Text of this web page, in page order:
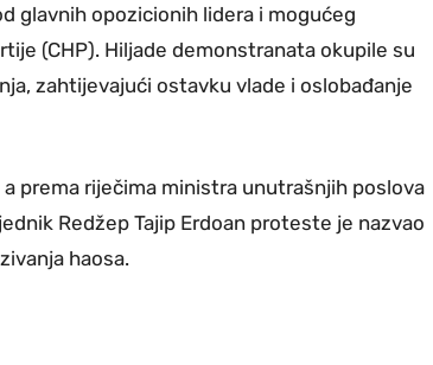
glavnih opozicionih lidera i mogućeg
(CHP). Hiljade demonstranata okupile su
zahtijevajući ostavku vlade i oslobađanje
prema riječima ministra unutrašnjih poslova
Redžep Tajip Erdoan proteste je nazvao
haosa.